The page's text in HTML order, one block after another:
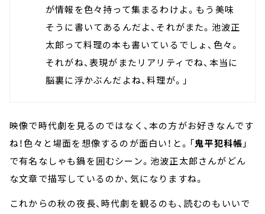
が情報を色々持って集まるわけよ。もう美味
そうに書いてあるんだよ、それがまた。池波正
太郎って料理の本も書いているでしょ、色々。
それがね、表現がまたリアリティでね、本当に
脳裏に浮かぶんだよね、料理が。」
映像で時代劇を見るのではなく、本の方がお好きなんです
ね！色々と場面を想像するのが面白い！と。「鬼平犯科帳 」
で有名なしゃも鍋を囲むシーン。池波正太郎さんがどん
な文章で描写しているのか、気になりますね。
これからの秋の夜長、時代劇を観るのも、読むのもいいで